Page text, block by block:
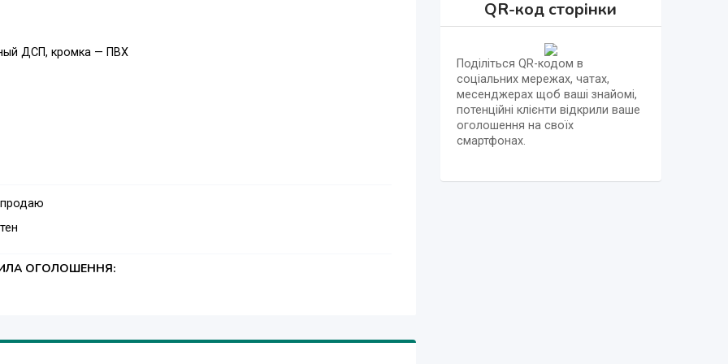
ДСП, кромка — ПВХ
ОГОЛОШЕННЯ:
QR-код сторінки
Поділіться QR-кодом в
соціальних мережах, чатах,
месенджерах щоб ваші знайомі,
потенційні клієнти відкрили ваше
оголошення на своїх
смартфонах.